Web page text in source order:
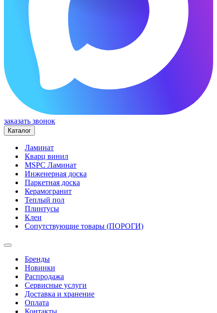
заказать звонок
Каталог
Ламинат
Кварц винил
MSPC Ламинат
Инженерная доска
Паркетная доска
Керамогранит
Теплый пол
Плинтусы
Клеи
Сопутствующие товары (ПОРОГИ)
Бренды
Новинки
Распродажа
Сервисные услуги
Доставка и хранение
Оплата
Контакты